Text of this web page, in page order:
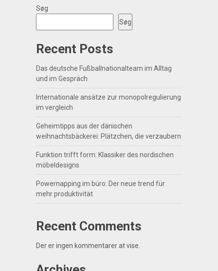
Søg
Søg
Recent Posts
Das deutsche Fußballnationalteam im Alltag
und im Gespräch
Internationale ansätze zur monopolregulierung
im vergleich
Geheimtipps aus der dänischen
weihnachtsbäckerei: Plätzchen, die verzaubern
Funktion trifft form: Klassiker des nordischen
möbeldesigns
Powernapping im büro: Der neue trend für
mehr produktivität
Recent Comments
Der er ingen kommentarer at vise.